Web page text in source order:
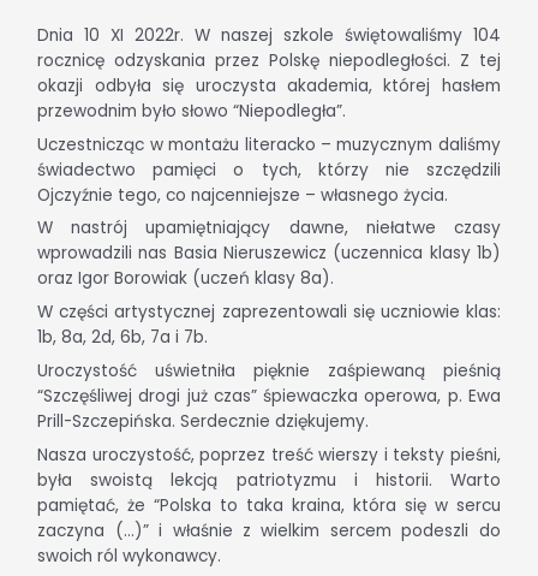
Dnia 10 XI 2022r. W naszej szkole świętowaliśmy 104
rocznicę odzyskania przez Polskę niepodległości. Z tej
okazji odbyła się uroczysta akademia, której hasłem
przewodnim było słowo “Niepodległa”.
Uczestnicząc w montażu literacko – muzycznym daliśmy
świadectwo pamięci o tych, którzy nie szczędzili
Ojczyźnie tego, co najcenniejsze – własnego życia.
W nastrój upamiętniający dawne, niełatwe czasy
wprowadzili nas Basia Nieruszewicz (uczennica klasy 1b)
oraz Igor Borowiak (uczeń klasy 8a).
W części artystycznej zaprezentowali się uczniowie klas:
1b, 8a, 2d, 6b, 7a i 7b.
Uroczystość uświetniła pięknie zaśpiewaną pieśnią
“Szczęśliwej drogi już czas” śpiewaczka operowa, p. Ewa
Prill-Szczepińska. Serdecznie dziękujemy.
Nasza uroczystość, poprzez treść wierszy i teksty pieśni,
była swoistą lekcją patriotyzmu i historii. Warto
pamiętać, że “Polska to taka kraina, która się w sercu
zaczyna (…)” i właśnie z wielkim sercem podeszli do
swoich ról wykonawcy.